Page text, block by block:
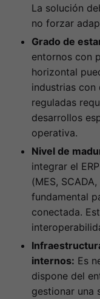
La solución
no forzar
Grado de
entornos con
horizontal
industrias con
reguladas
desarrollos
operativa.
Nivel de
integrar el
(MES,
fundamental
conectada.
internos: Es
dispone del
gestionar una